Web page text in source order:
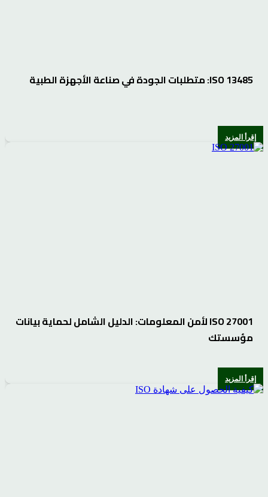
ISO 13485: متطلبات الجودة في صناعة الأجهزة الطبية
إقرأ المزيد
ISO 27001 لأمن المعلومات: الدليل الشامل لحماية بيانات
مؤسستك
إقرأ المزيد